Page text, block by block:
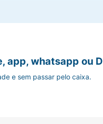
app, whatsapp ou
e sem passar pelo caixa.